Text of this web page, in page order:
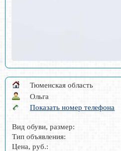
Тюменская область
Ольга
Показать номер телефона
Вид обуви, размер:
Тип объявления:
Цена, руб.: